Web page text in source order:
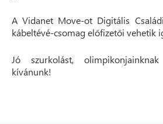
A Vidanet Move-ot Digitális
kábeltévé-csomag előfizetői vehetik
Jó szurkolást,
kívánunk!